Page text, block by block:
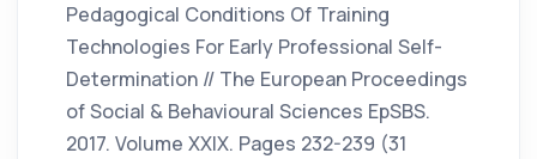
Pedagogical Conditions Of Training
Technologies For Early Professional Self-
Determination // The European Proceedings
of Social & Behavioural Sciences EpSBS.
2017. Volume XXIX. Pages 232-239 (31